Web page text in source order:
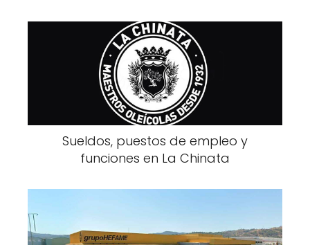
Sueldos, puestos de empleo y
funciones en La Chinata